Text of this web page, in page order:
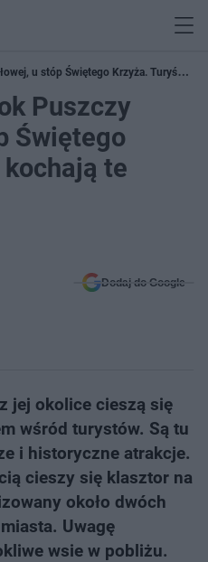
u stóp Świętego Krzyża. Turyści
Puszczy
Świętego
te
Dodaj do Google
jej okolice cieszą się
wśród turystów. Są tu
i historyczne atrakcje.
cieszy się klasztor na
około dwóch
Uwagę
wsie w pobliżu.